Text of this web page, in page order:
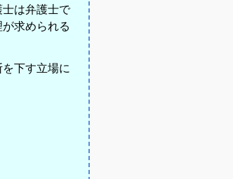
は弁護士で
求められる
下す立場に